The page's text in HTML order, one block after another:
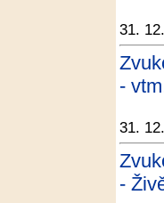
31.
-
31.
-